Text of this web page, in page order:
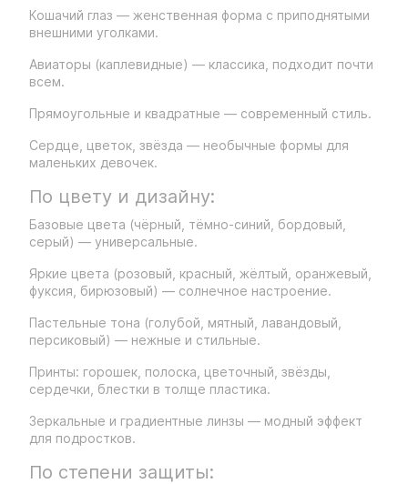
Кошачий глаз — женственная форма с приподнятыми
внешними уголками.
Авиаторы (каплевидные) — классика, подходит почти
всем.
Прямоугольные и квадратные — современный стиль.
Сердце, цветок, звёзда — необычные формы для
маленьких девочек.
По цвету и дизайну:
Базовые цвета (чёрный, тёмно-синий, бордовый,
серый) — универсальные.
Яркие цвета (розовый, красный, жёлтый, оранжевый,
фуксия, бирюзовый) — солнечное настроение.
Пастельные тона (голубой, мятный, лавандовый,
персиковый) — нежные и стильные.
Принты: горошек, полоска, цветочный, звёзды,
сердечки, блестки в толще пластика.
Зеркальные и градиентные линзы — модный эффект
для подростков.
По степени защиты: